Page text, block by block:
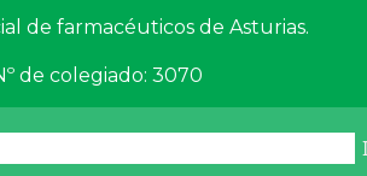
de farmacéuticos de Asturias.
de colegiado: 3070